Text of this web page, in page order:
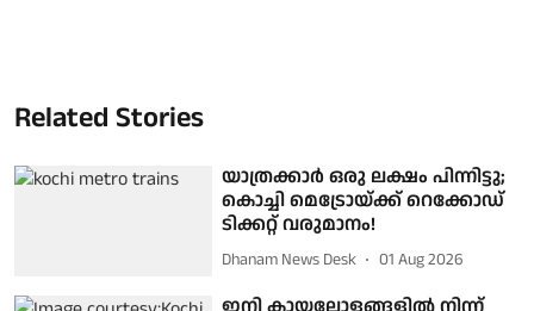
Related Stories
യാത്രക്കാർ ഒരു ലക്ഷം പിന്നിട്ടു;
കൊച്ചി മെട്രോയ്ക്ക് റെക്കോഡ്
ടിക്കറ്റ് വരുമാനം!
Dhanam News Desk 01 Aug 2026